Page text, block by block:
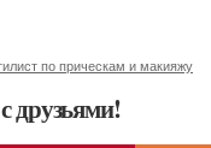
по прическам и макияжу
друзьями!